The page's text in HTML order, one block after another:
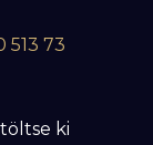
513 73
ki